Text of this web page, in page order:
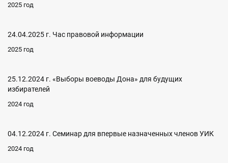
2025 год
24.04.2025 г. Час правовой информации
2025 год
25.12.2024 г. «Выборы воеводы Дона» для будущих
избирателей
2024 год
04.12.2024 г. Семинар для впервые назначенных членов УИК
2024 год